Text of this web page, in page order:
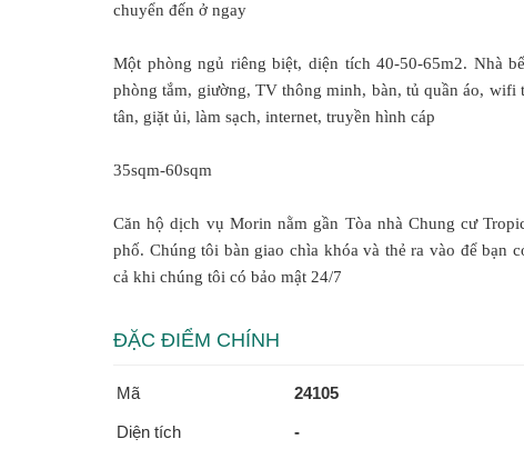
chuyển đến ở ngay
Một phòng ngủ riêng biệt, diện tích 40-50-65m2. Nhà
phòng tắm, giường, TV thông minh, bàn, tủ quần áo,
tân, giặt ủi, làm sạch, internet, truyền hình cáp
35sqm-60sqm
Căn hộ dịch vụ Morin nằm gần Tòa nhà Chung cư
phố. Chúng tôi bàn giao chìa khóa và thẻ ra vào để bạn
cả khi chúng tôi có bảo mật 24/7
ĐẶC ĐIỂM CHÍNH
Mã 24105
Diện tích -